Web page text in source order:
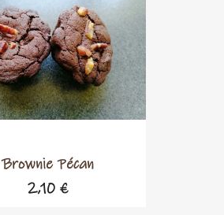
Brownie Pécan
2,10 €